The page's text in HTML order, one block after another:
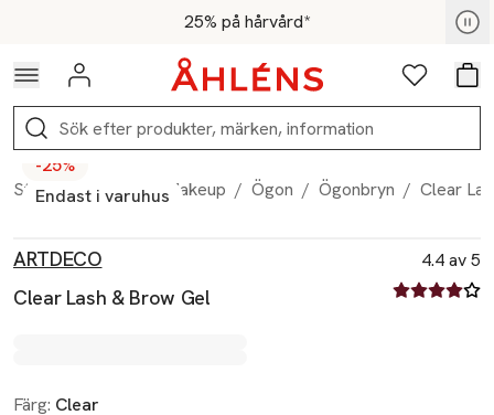
Hoppa till navigationsmenyn25% på hårvård*
För medlemmar - Shoppa nu
Logga in Favoriter
Sök
Start / Skönhet / Makeup / Ögon / Ögonbryn / Clear
-25%
Endast i varuhus
ARTDECO
Clear Lash & Brow Gel
4.4 av 5
4.4 av fem
Färg: Clear